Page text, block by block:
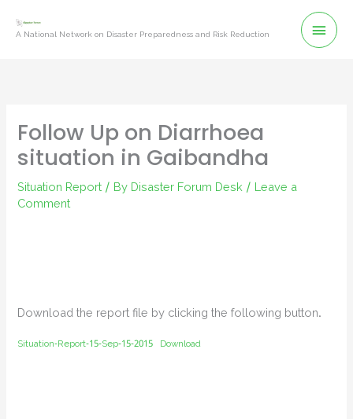
A National Network on Disaster Preparedness and Risk Reduction
Follow Up on Diarrhoea
situation in Gaibandha
Situation Report/ By Disaster Forum Desk / Leave a
Comment
Download the report file by clicking the following button.
Situation-Report-15-Sep-15-2015 Download